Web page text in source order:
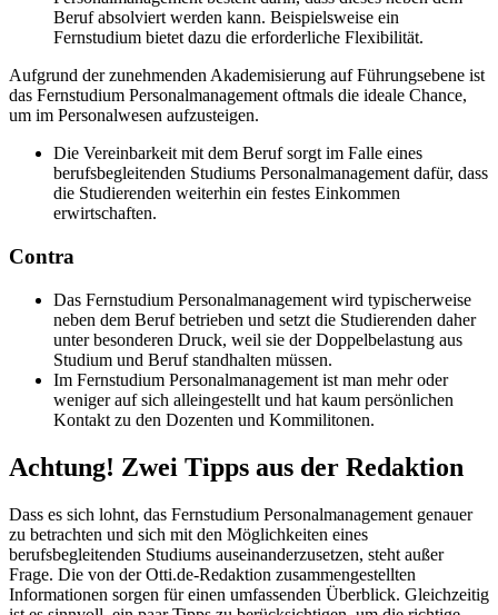
Beruf absolviert werden kann. Beispielsweise ein
Fernstudium bietet dazu die erforderliche Flexibilität.
Aufgrund der zunehmenden Akademisierung auf Führungsebene ist
das Fernstudium Personalmanagement oftmals die ideale Chance,
um im Personalwesen aufzusteigen.
Die Vereinbarkeit mit dem Beruf sorgt im Falle eines
berufsbegleitenden Studiums Personalmanagement dafür, dass
die Studierenden weiterhin ein festes Einkommen
erwirtschaften.
Contra
Das Fernstudium Personalmanagement wird typischerweise
neben dem Beruf betrieben und setzt die Studierenden daher
unter besonderen Druck, weil sie der Doppelbelastung aus
Studium und Beruf standhalten müssen.
Im Fernstudium Personalmanagement ist man mehr oder
weniger auf sich alleingestellt und hat kaum persönlichen
Kontakt zu den Dozenten und Kommilitonen.
Achtung! Zwei Tipps aus der Redaktion
Dass es sich lohnt, das Fernstudium Personalmanagement genauer
zu betrachten und sich mit den Möglichkeiten eines
berufsbegleitenden Studiums auseinanderzusetzen, steht außer
Frage. Die von der Otti.de-Redaktion zusammengestellten
Informationen sorgen für einen umfassenden Überblick. Gleichzeitig